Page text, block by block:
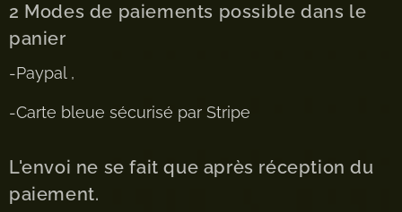
2 Modes de paiements possible dans le
panier
-Paypal ,
-Carte bleue sécurisé par Stripe
L'envoi ne se fait que après réception du
paiement.